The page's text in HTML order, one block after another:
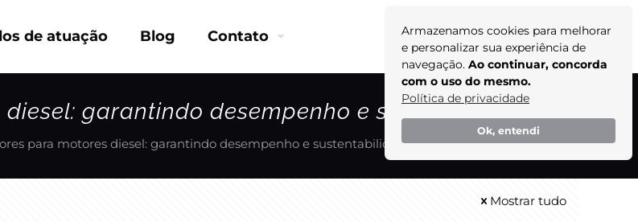
Armazenamos cookies para melhorar
e personalizar sua experiência de
navegação. Ao continuar, concorda
com o uso do mesmo.
Política de privacidade
Ok, entendi
de atuação Blog Contato Orçamento
garantindo desempenho e sustentabilidade!
para motores diesel: garantindo desempenho e sustentabilidade!
Mostrar tudo